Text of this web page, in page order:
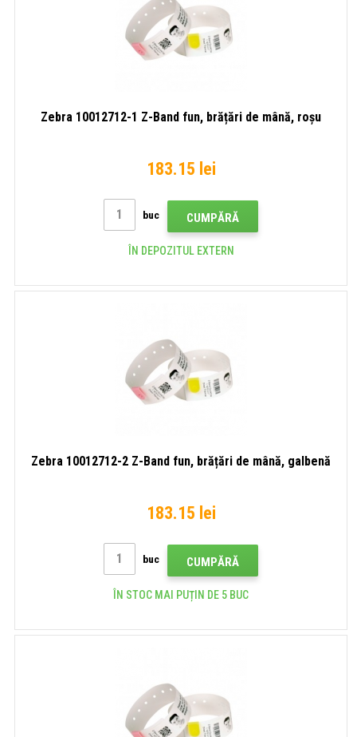
Zebra 10012712-1 Z-Band fun, brățări de mână, roșu
183.15 lei
buc CUMPĂRĂ
ÎN DEPOZITUL EXTERN
Zebra 10012712-2 Z-Band fun, brățări de mână, galbenă
183.15 lei
buc CUMPĂRĂ
ÎN STOC MAI PUȚIN DE 5 BUC